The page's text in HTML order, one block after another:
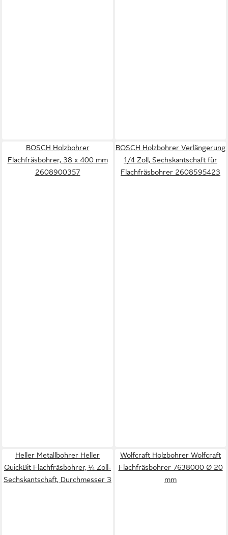
BOSCH Holzbohrer
Flachfräsbohrer, 38 x 400 mm
2608900357
BOSCH Holzbohrer Verlängerung
1/4 Zoll, Sechskantschaft für
Flachfräsbohrer 2608595423
Heller Metallbohrer Heller
QuickBit Flachfräsbohrer, ¼ Zoll-
Sechskantschaft, Durchmesser 3
Wolfcraft Holzbohrer Wolfcraft
Flachfräsbohrer 7638000 Ø 20
mm